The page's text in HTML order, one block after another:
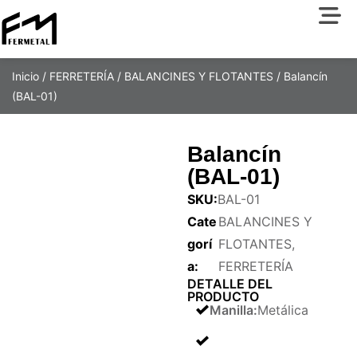
Inicio / FERRETERÍA / BALANCINES Y FLOTANTES / Balancín
(BAL-01)
Balancín
(BAL-01)
SKU:BAL-01
Cate
gorí
a:
BALANCINES Y
FLOTANTES,
FERRETERÍA
DETALLE DEL
PRODUCTO
Manilla:Metálica